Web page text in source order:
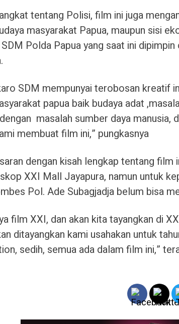
tentang Polisi, film ini juga
masyarakat Papua, maupun sisi
Polda Papua yang saat ini
SDM mempunyai terobosan kreatif
papua baik budaya adat
masalah sumber daya manusia,
membuat film ini,” pungkasnya
dengan kisah lengkap tentang film
XXI Mall Jayapura, namun untuk
Pol. Ade Subagjadja belum bisa
film XXI, dan akan kita tayangkan di
ditayangkan kami usahakan untuk
sedih, semua ada dalam film ini,”